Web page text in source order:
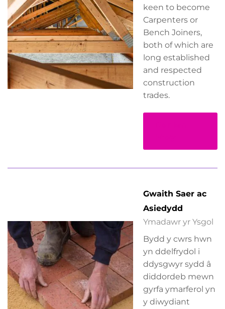
keen to become
Carpenters or
Bench Joiners,
both of which are
long established
and respected
construction
trades.
Gwaith Saer ac
Asiedydd
Ymadawr yr Ysgol
Bydd y cwrs hwn
yn ddelfrydol i
ddysgwyr sydd â
diddordeb mewn
gyrfa ymarferol yn
y diwydiant